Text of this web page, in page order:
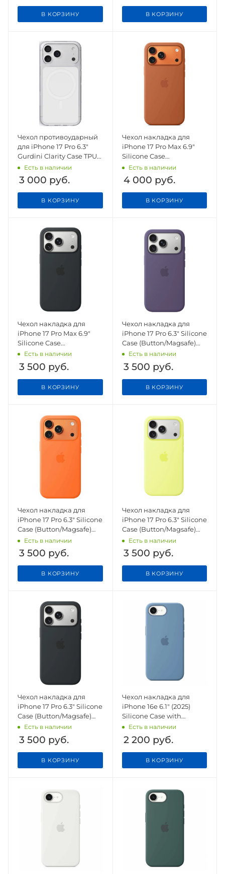
В КОРЗИНУ В КОРЗИНУ
Чехол противоударный
для iPhone 17 Pro 6.3"
Gurdini Clarity Case TPU
White
Есть в наличии
3 000 руб.
В КОРЗИНУ
Чехол накладка для
iPhone 17 Pro Max 6.9"
Silicone Case
(Button/Magsafe) Terra
Cotta
Есть в наличии
4 000 руб.
В КОРЗИНУ
Чехол накладка для
iPhone 17 Pro Max 6.9"
Silicone Case
(Button/Magsafe) Black
Есть в наличии
3 500 руб.
В КОРЗИНУ
Чехол накладка для
iPhone 17 Pro 6.3" Silicone
Case (Button/Magsafe)
Purple Fog
Есть в наличии
3 500 руб.
В КОРЗИНУ
Чехол накладка для
iPhone 17 Pro 6.3" Silicone
Case (Button/Magsafe)
Orange
Есть в наличии
3 500 руб.
В КОРЗИНУ
Чехол накладка для
iPhone 17 Pro 6.3" Silicone
Case (Button/Magsafe)
Neon Yellow
Есть в наличии
3 500 руб.
В КОРЗИНУ
Чехол накладка для
iPhone 17 Pro 6.3" Silicone
Case (Button/Magsafe)
Black
Есть в наличии
3 500 руб.
В КОРЗИНУ
Чехол накладка для
iPhone 16e 6.1" (2025)
Silicone Case with
Magsafe Winter Blue
Есть в наличии
2 200 руб.
В КОРЗИНУ